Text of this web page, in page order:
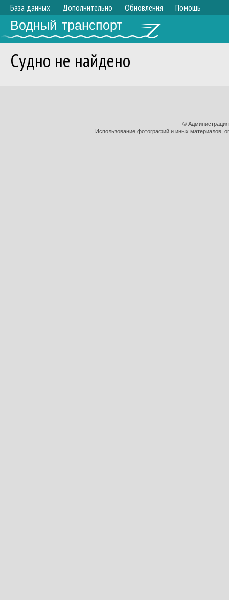
База данных Дополнительно Обновления Помощь
Водный транспорт
Судно не найдено
©
Использование фотографий и иных материалов,